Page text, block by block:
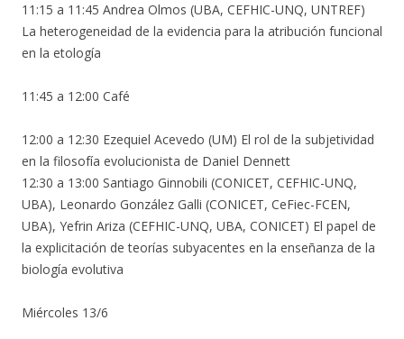
11:15 a 11:45 Andrea Olmos (UBA, CEFHIC-UNQ, UNTREF)
La heterogeneidad de la evidencia para la atribución funcional
en la etología
11:45 a 12:00 Café
12:00 a 12:30 Ezequiel Acevedo (UM) El rol de la subjetividad
en la filosofía evolucionista de Daniel Dennett
12:30 a 13:00 Santiago Ginnobili (CONICET, CEFHIC-UNQ,
UBA), Leonardo González Galli (CONICET, CeFiec-FCEN,
UBA), Yefrin Ariza (CEFHIC-UNQ, UBA, CONICET) El papel de
la explicitación de teorías subyacentes en la enseñanza de la
biología evolutiva
Miércoles 13/6